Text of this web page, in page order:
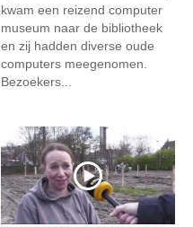
kwam een reizend computer
museum naar de bibliotheek
en zij hadden diverse oude
computers meegenomen.
Bezoekers...